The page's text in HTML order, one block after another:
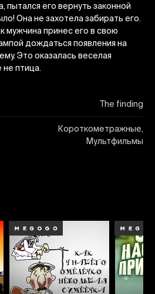
пытался его вернуть законной
Она не захотела забирать его.
мужчина принес его в свою
дождаться появления на
Это оказалась веселая
не птица.
The finding
Короткометражные,
Мультфильмы